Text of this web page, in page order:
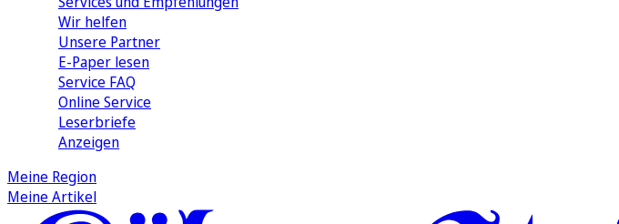
Wir helfen
Unsere Partner
E-Paper lesen
Service FAQ
Online Service
Leserbriefe
Anzeigen
Meine Region
Meine Artikel